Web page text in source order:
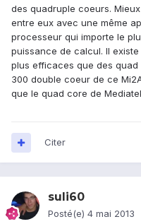
des quadruple coeurs.
entre eux avec une même
processeur qui importe le
puissance de calcul. Il
plus efficaces que des
300 double coeur de ce
que le quad core de
Citer
suli60
Posté(e) 4 mai 2013